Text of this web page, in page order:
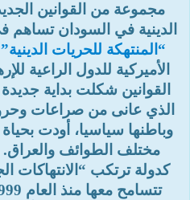
مجموعة من القوانين
الدينية في السودان
“المنتهكة للحريات الدينية”
الأميركية للدول الراعية
القوانين شكلت بداية
الذي عانى من صراعات
وباطنها سياسيا، أودت
مختلف الطوائف والعراق.
كدولة ترتكب “الانتهاكات